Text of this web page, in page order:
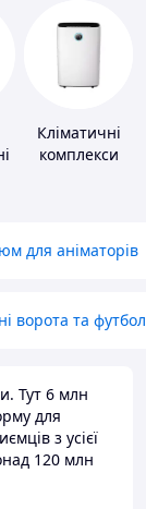
Кліматичні
комплекси
для аніматорів
ворота та
Тут 6 млн
для
з усієї
120 млн